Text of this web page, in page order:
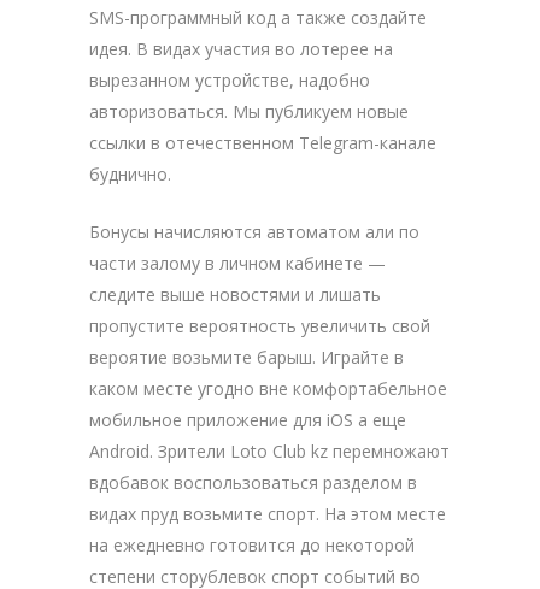
SMS-программный код а также создайте
идея. В видах участия во лотерее на
вырезанном устройстве, надобно
авторизоваться. Мы публикуем новые
ссылки в отечественном Telegram-канале
буднично.
Бонусы начисляются автоматом али по
части залому в личном кабинете —
следите выше новостями и лишать
пропустите вероятность увеличить свой
вероятие возьмите барыш. Играйте в
каком месте угодно вне комфортабельное
мобильное приложение для iOS а еще
Android. Зрители Loto Club kz перемножают
вдобавок воспользоваться разделом в
видах пруд возьмите спорт. На этом месте
на ежедневно готовится до некоторой
степени сторублевок спорт событий во